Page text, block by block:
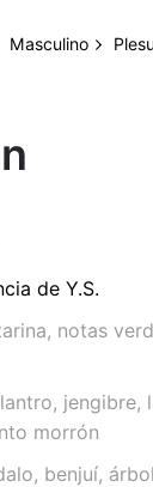
Masculino
de Y.S.
notas
jengibre,
morrón
benjuí,